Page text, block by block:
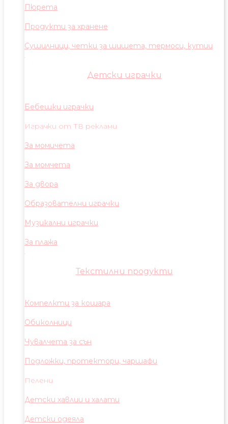
Пюрета
Продукти за хранене
Сушилници, четки за шишета, термоси, кутии
Детски играчки
Бебешки играчки
Играчки от ТВ реклами
За момичета
За момчета
За двора
Образователни играчки
Музикални играчки
За плажа
Текстилни продукти
Компелкти за кошара
Обиколници
Чувалчета за сън
Подложки, протектори, чаршафи
Пелени
Детски хавлии и халати
Детски одеяла